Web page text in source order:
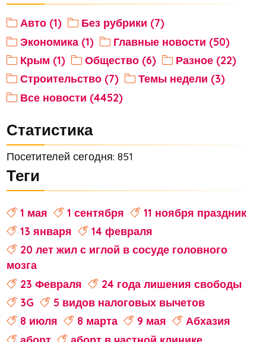
Авто (1)
Без рубрики (7)
Экономика (1)
Главные новости (50)
Крым (1)
Общество (6)
Разное (22)
Строительство (7)
Темы недели (3)
Все новости (4452)
Статистика
Посетителей сегодня: 851
Теги
1 мая 1 сентября
11 ноября праздник
13 января
14 февраля
20 лет жил с иглой в сосуде головного
мозга
23 Февраля
24 года лишения свободы
3G
5 видов налоговых вычетов
8 июля
8 марта 9 мая
Абхазия
аборт
аборт в частной клинике